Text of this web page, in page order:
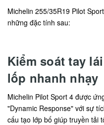
Michelin 255/35R19 Pilot
những đặc tính sau:
Kiểm soát tay
lốp nhanh nhạy
Michelin Pilot Sport 4 được
"Dynamic Response" với sự
cấu tạo lớp bố giúp truyền tải